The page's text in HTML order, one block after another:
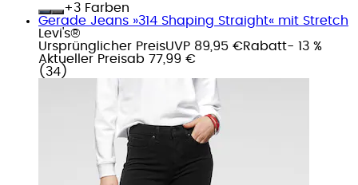
+
Farben
Gerade Jeans »314 Shaping Straight« mit Stretch
Levi's®
Ursprünglicher PreisUVP 89,95 €Rabatt- 13 %
Aktueller Preisab 77,99 €
( 34 )